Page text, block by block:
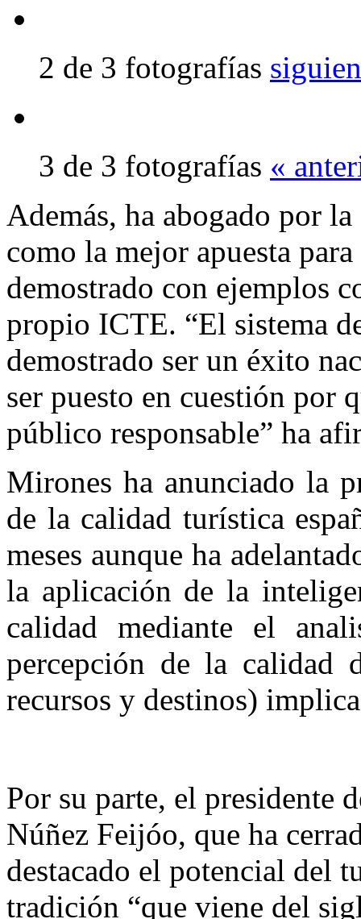
2 de 3 fotografías
3 de 3 fotografías «
Además, ha abogado por
como la mejor apuesta
demostrado con ejemplos
propio ICTE. “El sistema
demostrado ser un éxito
ser puesto en cuestión por
público responsable” ha
Mirones ha anunciado la
de la calidad turística
meses aunque ha
la aplicación de la
calidad mediante el
percepción de la calidad
recursos y destinos)
Por su parte, el presidente
Núñez Feijóo, que ha
destacado el potencial del
tradición “que viene del